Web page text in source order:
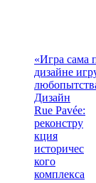
«Игра сама
дизайне
Дизайн
Rue Pavée:
реконстру
кция
историчес
кого
комплекса